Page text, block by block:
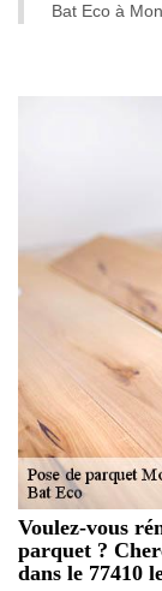
Bat Eco à
Voulez-vous
parquet ?
dans le 77410